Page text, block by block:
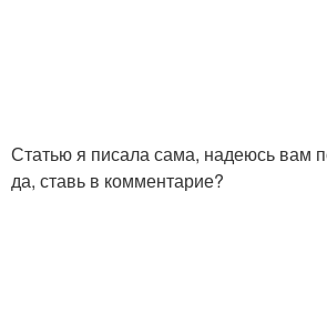
Статью я писала сама, надеюсь вам
да, ставь в комментарие?